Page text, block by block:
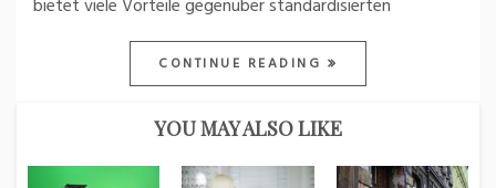
bietet viele Vorteile gegenüber standardisierten
CONTINUE READING
YOU MAY ALSO LIKE